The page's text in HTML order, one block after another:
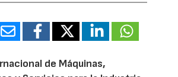
de Máquinas,